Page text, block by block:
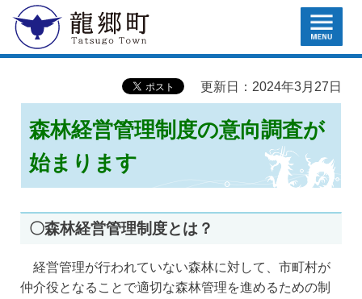
龍郷町 MENU
更新日：2024年3月27日
森林経営管理制度の意向調査が
始まります
〇森林経営管理制度とは？
経営管理が行われていない森林に対して、市町村が
仲介役となることで適切な森林管理を進めるための制